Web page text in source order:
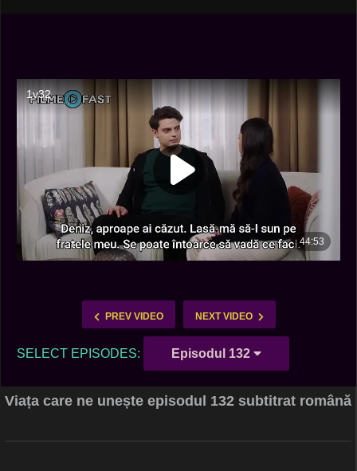
PREV VIDEO NEXT VIDEO
SELECT EPISODES: Episodul 132
Viața care ne unește episodul 132 subtitrat română